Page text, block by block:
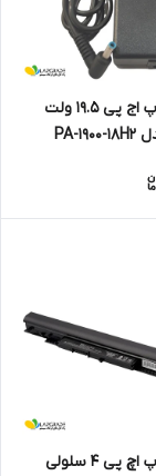
شارژر لپ تاپ اج پی 19.5 ولت
باتری لپ تاپ اچ پی 4 سلولی